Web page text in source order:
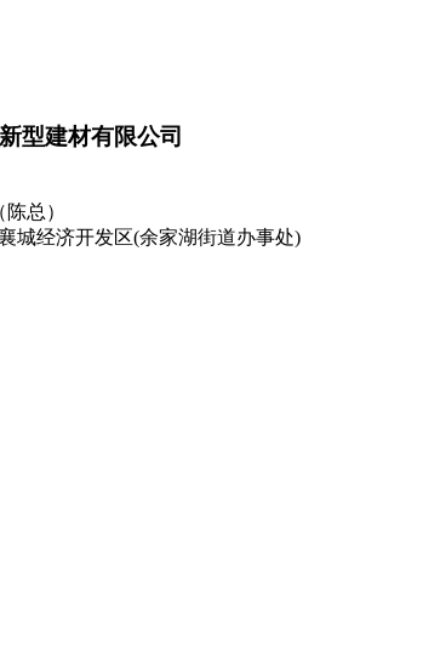
型建材有限公司
总）
城经济开发区(余家湖街道办事处)